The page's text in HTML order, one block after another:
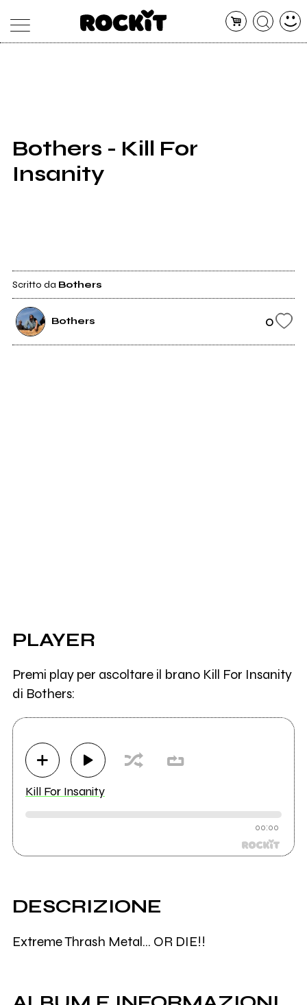
SHOP
RADIO
Bothers - Kill For
Insanity
Scritto da Bothers
Bothers 0
PLAYER
Premi play per ascoltare il brano Kill For Insanity
di Bothers:
Kill For Insanity
00:00
DESCRIZIONE
Extreme Thrash Metal... OR DIE!!